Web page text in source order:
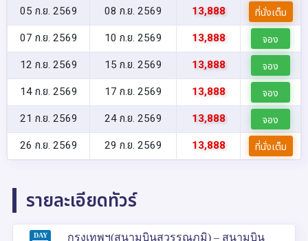
05 ก.ย. 2569 08 ก.ย. 2569 13,888 ที่นั่งเต็ม
07 ก.ย. 2569 10 ก.ย. 2569 13,888 จอง
12 ก.ย. 2569 15 ก.ย. 2569 13,888 จอง
14 ก.ย. 2569 17 ก.ย. 2569 13,888 จอง
21 ก.ย. 2569 24 ก.ย. 2569 13,888 จอง
26 ก.ย. 2569 29 ก.ย. 2569 13,888 ที่นั่งเต็ม
รายละเอียดทัวร์
DAY กรุงเทพฯ(สนามบินสุวรรณภูมิ) – สนามบิน